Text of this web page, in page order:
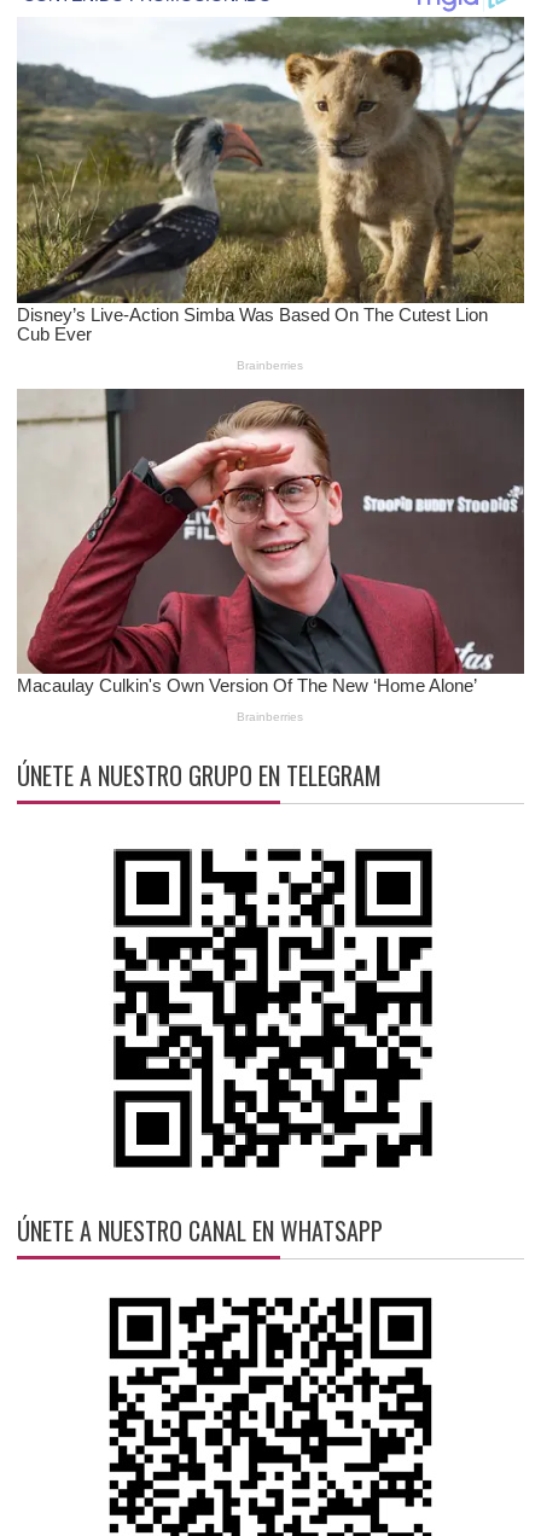
ÚNETE A NUESTRO GRUPO EN TELEGRAM
ÚNETE A NUESTRO CANAL EN WHATSAPP